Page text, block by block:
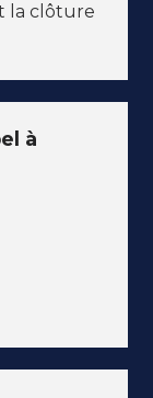
la clôture
à